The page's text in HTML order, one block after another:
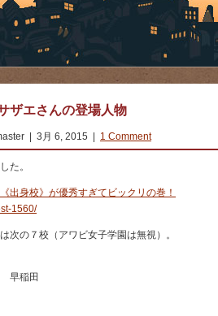
ザエさんの登場人物
| 3月 6, 2015 | 1 Comment
た。
出身校》が優秀すぎてビックリの巻！
1560/
次の７校（アワビ女子学園は無視）。
稲田